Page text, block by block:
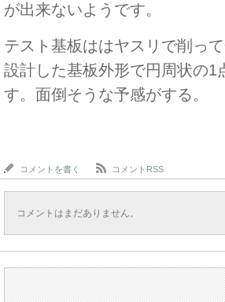
が出来ないようです。
テスト基板ははヤスリで削っ
設計した基板外形で円周状の
す。面倒そうな予感がする。
コメントを書く コメントRSS
コメントはまだありません。